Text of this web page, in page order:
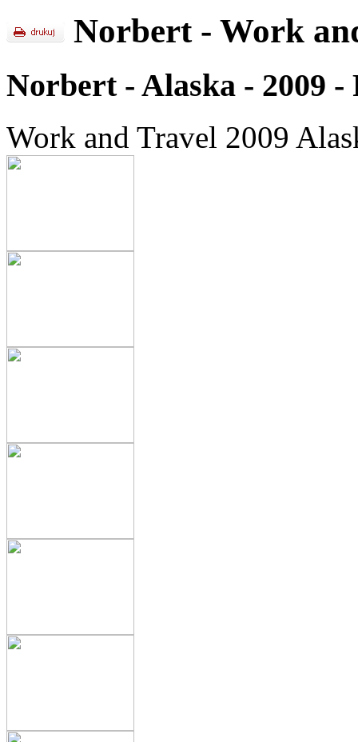
Norbert - Work
Norbert - Alaska - 2009
Work and Travel 2009